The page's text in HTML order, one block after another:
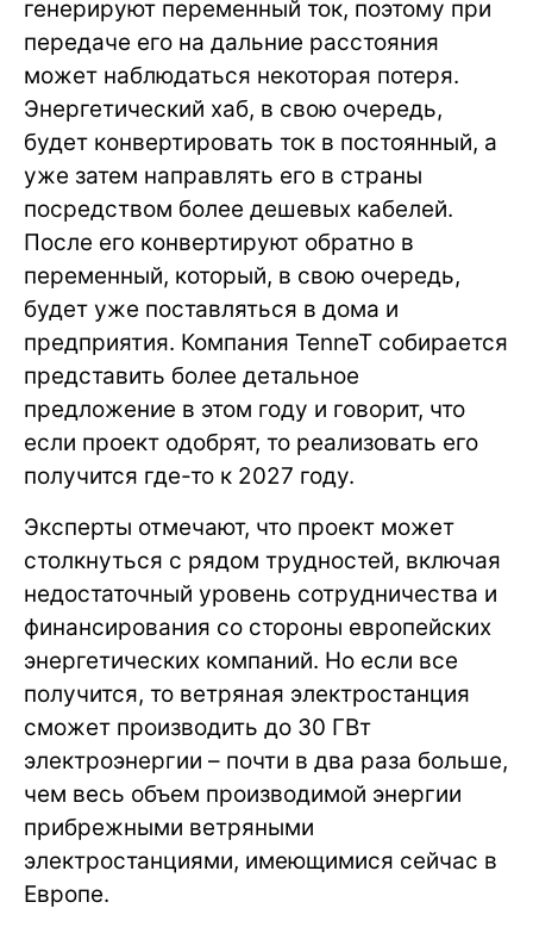
генерируют переменный ток, поэтому при
передаче его на дальние расстояния
может наблюдаться некоторая потеря.
Энергетический хаб, в свою очередь,
будет конвертировать ток в постоянный, а
уже затем направлять его в страны
посредством более дешевых кабелей.
После его конвертируют обратно в
переменный, который, в свою очередь,
будет уже поставляться в дома и
предприятия. Компания TenneT собирается
представить более детальное
предложение в этом году и говорит, что
если проект одобрят, то реализовать его
получится где-то к 2027 году.
Эксперты отмечают, что проект может
столкнуться с рядом трудностей, включая
недостаточный уровень сотрудничества и
финансирования со стороны европейских
энергетических компаний. Но если все
получится, то ветряная электростанция
сможет производить до 30 ГВт
электроэнергии – почти в два раза больше,
чем весь объем производимой энергии
прибрежными ветряными
электростанциями, имеющимися сейчас в
Европе.